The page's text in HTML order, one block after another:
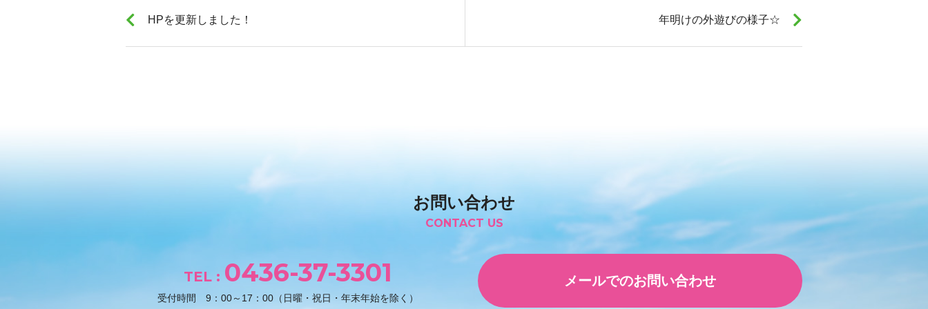
HPを更新しました！ 年明けの外遊びの様子☆
お問い合わせ
CONTACT US
TEL : 0436-37-3301
受付時間 9：00～17：00 （日曜・祝日・年末年始を除く）
メールでのお問い合わせ